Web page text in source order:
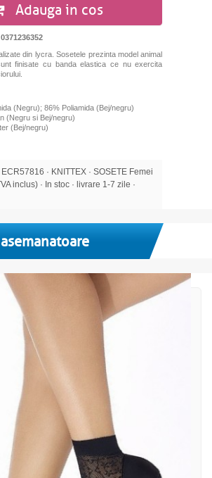
Adauga in cos
0371236352
din lycra. Sosetele prezinta model animal
finisate cu banda elastica ce nu exercita
(Negru); 86% Poliamida (Bej/negru)
(Negru si Bej/negru)
(Bej/negru)
· KNITTEX · SOSETE Femei
inclus) · In stoc · livrare 1-7 zile ·